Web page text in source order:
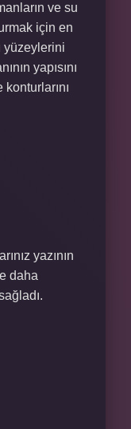
ve su
için en
yüzeylerini
yapısını
yazının
daha